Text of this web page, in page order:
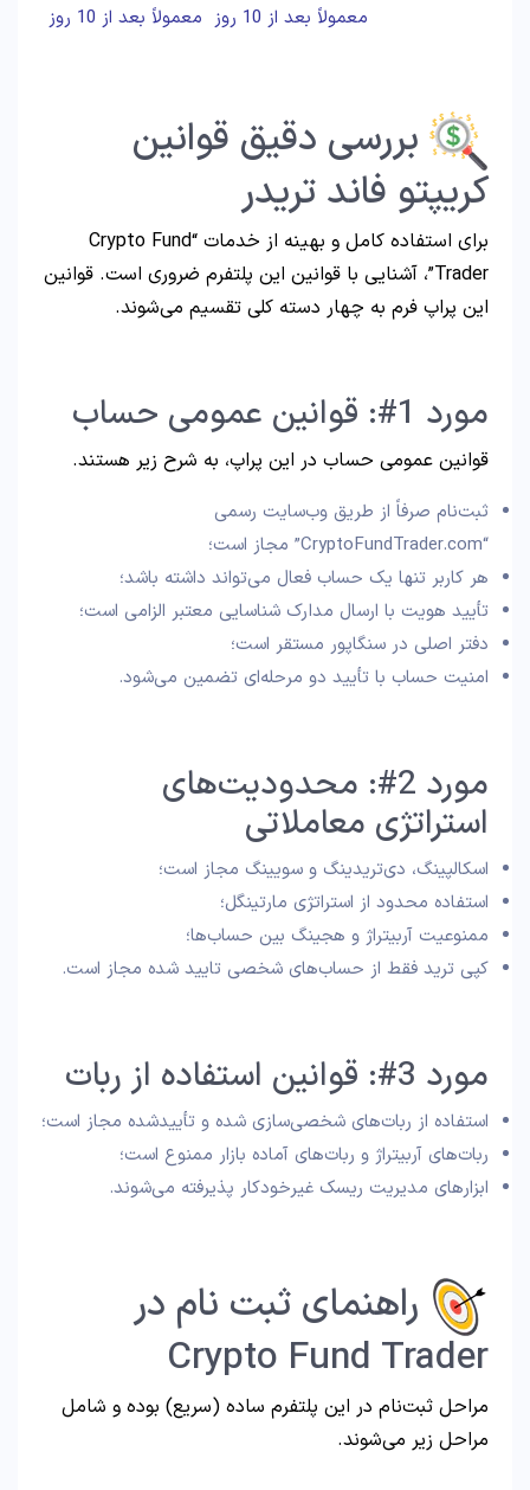
معمولاً بعد از 10 روز
معمولاً بعد از 10 روز
بررسی دقیق قوانین
کریپتو فاند تریدر
برای استفاده کامل و بهینه از خدمات “Crypto Fund
Trader”، آشنایی با قوانین این پلتفرم ضروری است. قوانین
این پراپ فرم به چهار دسته کلی تقسیم می‌شوند.
مورد 1#: قوانین عمومی حساب
قوانین عمومی حساب در این پراپ، به شرح زیر هستند.
ثبت‌نام صرفاً از طریق وب‌سایت رسمی
“CryptoFundTrader.com” مجاز است؛
هر کاربر تنها یک حساب فعال می‌تواند داشته باشد؛
تأیید هویت با ارسال مدارک شناسایی معتبر الزامی است؛
دفتر اصلی در سنگاپور مستقر است؛
امنیت حساب با تأیید دو مرحله‌ای تضمین می‌شود.
مورد 2#: محدودیت‌های
استراتژی معاملاتی
اسکالپینگ، دی‌تریدینگ و سویینگ مجاز است؛
استفاده محدود از استراتژی مارتینگل؛
ممنوعیت آربیتراژ و هجینگ بین حساب‌ها؛
کپی ترید فقط از حساب‌های شخصی تایید شده مجاز است.
مورد 3#: قوانین استفاده از ربات
استفاده از ربات‌های شخصی‌سازی شده و تأییدشده مجاز است؛
ربات‌های آربیتراژ و ربات‌های آماده بازار ممنوع است؛
ابزارهای مدیریت ریسک غیرخودکار پذیرفته می‌شوند.
راهنمای ثبت نام در
Crypto Fund Trader
مراحل ثبت‌نام در این پلتفرم ساده (سریع) بوده و شامل
مراحل زیر می‌شوند.